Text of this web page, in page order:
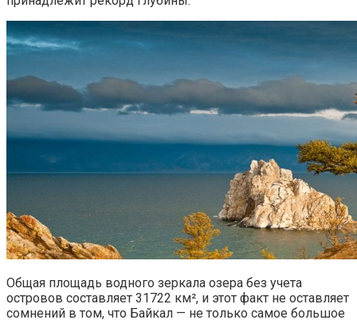
Общая площадь водного зеркала озера без учета
островов составляет 31722 км², и этот факт не оставляет
сомнений в том, что Байкал — не только самое большое